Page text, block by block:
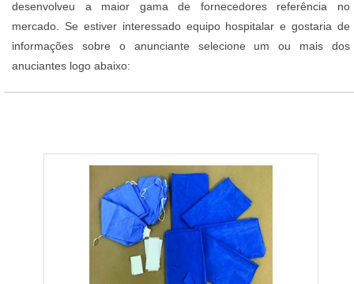
desenvolveu a maior gama de fornecedores referência no
mercado. Se estiver interessado equipo hospitalar e gostaria de
informações sobre o anunciante selecione um ou mais dos
anuciantes logo abaixo: